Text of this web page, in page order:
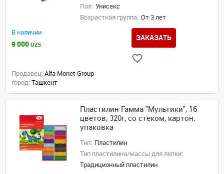
Пол: Унисекс
Возрастная группа: От 3 лет
В наличии
9 000 UZS
ЗАКАЗАТЬ
Продавец: Alfa Monet Group
город: Ташкент
Пластилин Гамма "Мультики", 16
цветов, 320г, со стеком, картон.
упаковка
Тип: Пластилин
Тип пластилина/массы для лепки:
Традиционный пластилин